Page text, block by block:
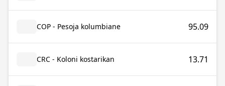
COP - Pesoja kolumbiane 95.09
CRC - Koloni kostarikan 13.71